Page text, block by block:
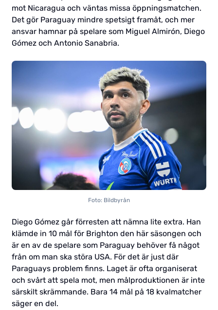
mot Nicaragua och väntas missa öppningsmatchen.
Det gör Paraguay mindre spetsigt framåt, och mer
ansvar hamnar på spelare som Miguel Almirón, Diego
Gómez och Antonio Sanabria.
Foto: Bildbyrån
Diego Gómez går förresten att nämna lite extra. Han
klämde in 10 mål för Brighton den här säsongen och
är en av de spelare som Paraguay behöver få något
från om man ska störa USA. För det är just där
Paraguays problem finns. Laget är ofta organiserat
och svårt att spela mot, men målproduktionen är inte
särskilt skrämmande. Bara 14 mål på 18 kvalmatcher
säger en del.